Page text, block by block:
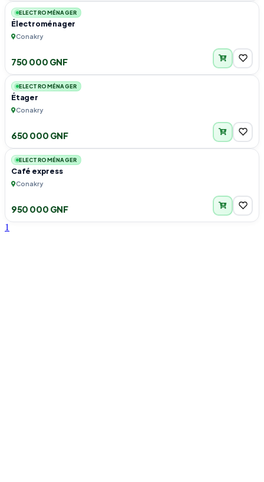
ELECTROMÉNAGER
Électroménager
Conakry
750 000 GNF
ELECTROMÉNAGER
Étager
Conakry
650 000 GNF
ELECTROMÉNAGER
Café express
Conakry
950 000 GNF
1